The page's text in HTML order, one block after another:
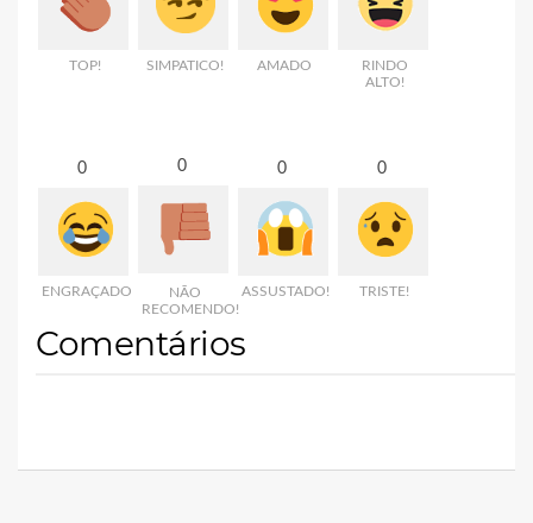
TOP! SIMPATICO! AMADO
RINDO
ALTO!
0
ENGRAÇADO
0
NÃO
RECOMENDO!
0
ASSUSTADO!
0
TRISTE!
Comentários